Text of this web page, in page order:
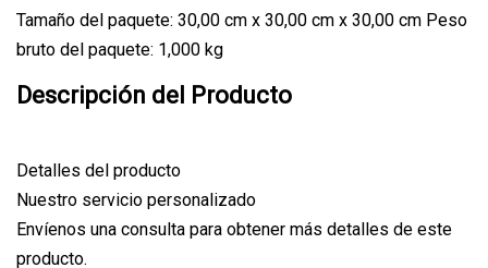
Tamaño del paquete: 30,00 cm x 30,00 cm x 30,00 cm Peso
bruto del paquete: 1,000 kg
Descripción del Producto
Detalles del producto
Nuestro servicio personalizado
Envíenos una consulta para obtener más detalles de este
producto.